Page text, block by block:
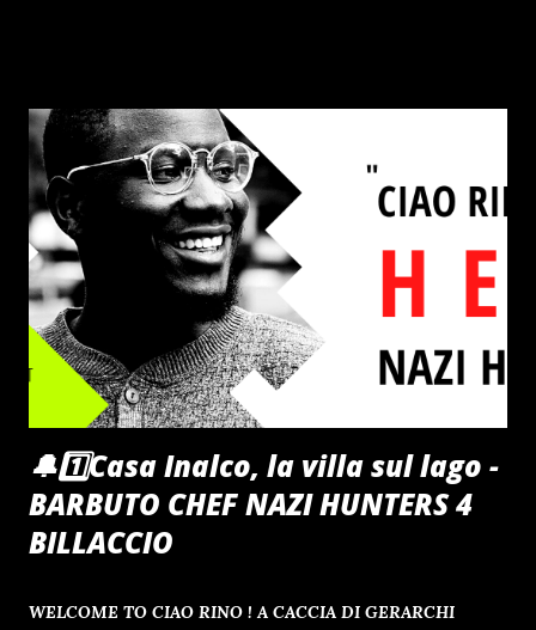
insieme alla sua famiglia in un lager nazista - cercherà di
proteggere il figlio dagli orrori dell' Olocausto , facendogli
credere che tutto ciò che vedono sia parte di un fantastico
gioco in cui dovranno affrontare prove durissime per vincere
il meraviglioso premio finale. Fu presentato in concorso al
51º Festival di Cannes , dove v...
🔔1️⃣Casa Inalco, la villa sul lago -
BARBUTO CHEF NAZI HUNTERS 4
BILLACCIO
WELCOME TO CIAO RINO ! A CACCIA DI GERARCHI